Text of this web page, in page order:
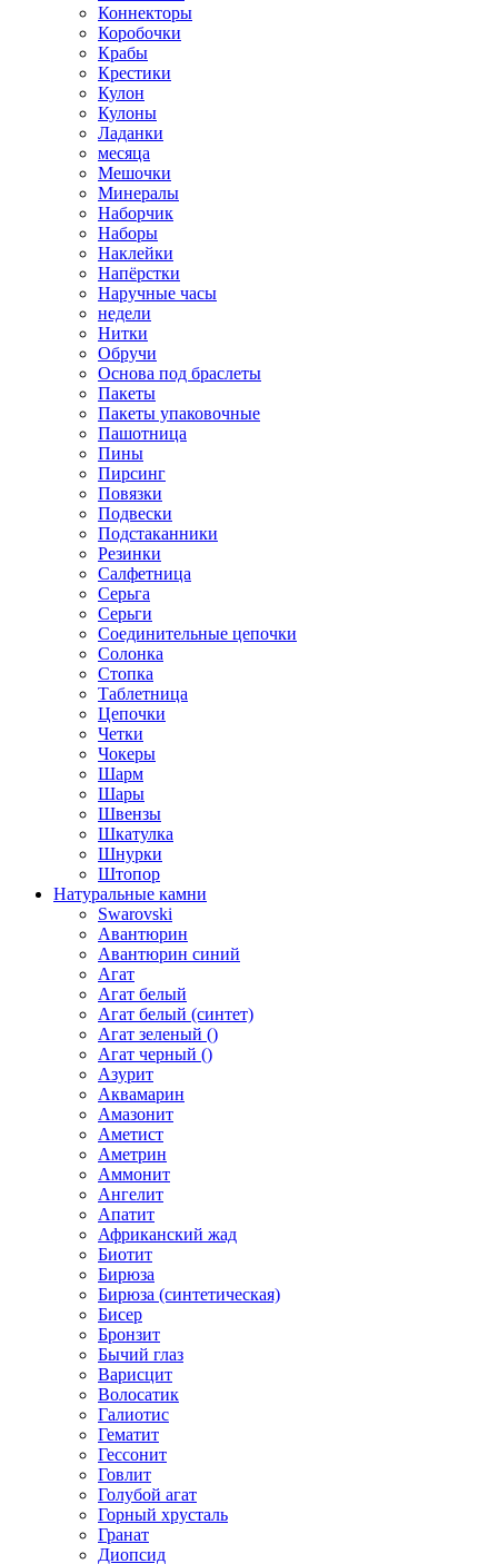
Коннекторы
Коробочки
Крабы
Крестики
Кулон
Кулоны
Ладанки
месяца
Мешочки
Минералы
Наборчик
Наборы
Наклейки
Напёрстки
Наручные часы
недели
Нитки
Обручи
Основа под браслеты
Пакеты
Пакеты упаковочные
Пашотница
Пины
Пирсинг
Повязки
Подвески
Подстаканники
Резинки
Салфетница
Серьга
Серьги
Соединительные цепочки
Солонка
Стопка
Таблетница
Цепочки
Четки
Чокеры
Шарм
Шары
Швензы
Шкатулка
Шнурки
Штопор
Натуральные камни
Swarovski
Авантюрин
Авантюрин синий
Агат
Агат белый
Агат белый (синтет)
Агат зеленый ()
Агат черный ()
Азурит
Аквамарин
Амазонит
Аметист
Аметрин
Аммонит
Ангелит
Апатит
Африканский жад
Биотит
Бирюза
Бирюза (синтетическая)
Бисер
Бронзит
Бычий глаз
Варисцит
Волосатик
Галиотис
Гематит
Гессонит
Говлит
Голубой агат
Горный хрусталь
Гранат
Диопсид